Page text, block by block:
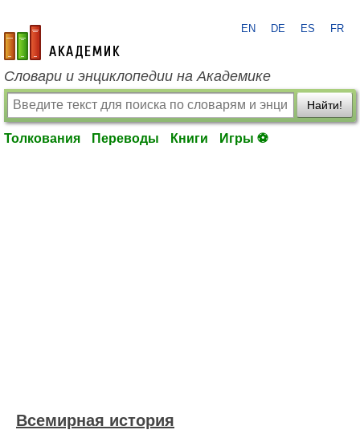
academic.ru
EN DE ES FR
Словари и энциклопедии на Академике
Найти!
Толкования Переводы Книги Игры ⚽
Всемирная история